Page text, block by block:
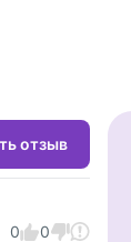
отзыв
0
0